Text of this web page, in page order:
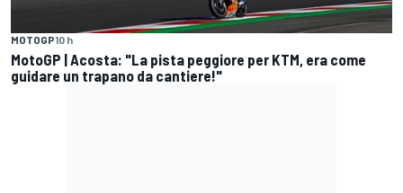
MOTOGP10 h
MotoGP | Acosta: "La pista peggiore per KTM, era come
guidare un trapano da cantiere!"